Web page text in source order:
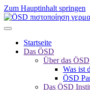
Zum Hauptinhalt springen
Startseite
Das ÖSD
Über das ÖSD
Was ist
ÖSD
Das ÖSD